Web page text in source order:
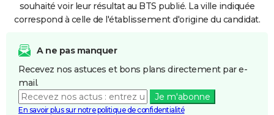
souhaité voir leur résultat au BTS publié. La ville indiquée
correspond à celle de l'établissement d'origine du candidat.
A ne pas manquer
Recevez nos astuces et bons plans directement par e-
mail.
Je m'abonne
En savoir plus sur notre politique de confidentialité